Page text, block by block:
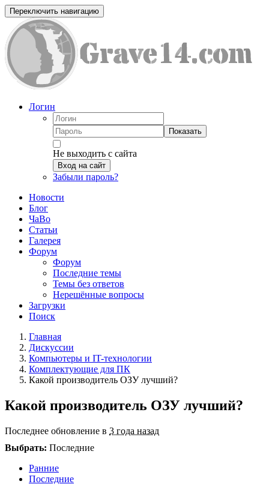
Переключить навигацию
Логин
Показать
Не выходить с сайта
Вход на сайт
Забыли пароль?
Новости
Блог
ЧаВо
Статьи
Галерея
Форум
Форум
Последние темы
Темы без ответов
Нерешённые вопросы
Загрузки
Поиск
Главная
Дискуссии
Компьютеры и IT-технологии
Комплектующие для ПК
Какой производитель ОЗУ лучший?
Какой производитель ОЗУ лучший?
Последнее обновление в 3 года назад
Выбрать: Последние
Ранние
Последние